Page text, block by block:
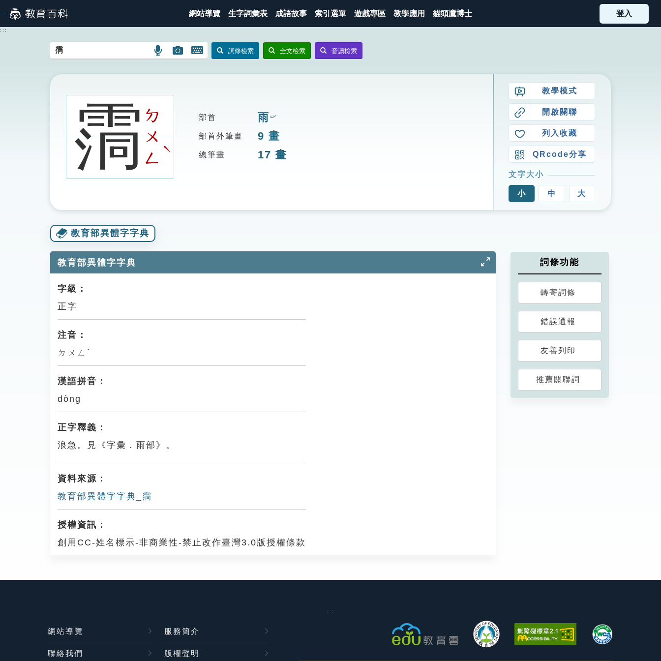
到
主
::: 網站導覽 生字詞彙表 成語故事 索引選單 遊戲專區 教學應用 貓頭鷹博士 登入
:::
語
搜
圖
圖
搜
開
鍵
詞條檢索 全文檢索 音讀檢索
霘ㄉ
ㄨ
ㄥ
ˋ
部首 雨 ㄩˇ
部首外筆畫 9 畫
總筆畫 17 畫
教學模式
開啟關聯
列入收藏
QRcode分享
文字大小
小 中 大
教育部異體字字典
教育部異體字字典
字級：
正字
注音：
ㄉㄨㄥˋ
漢語拼音：
dòng
正字釋義：
浪急。見《字彙．雨部》。
資料來源：
教育部異體字字典_霘
授權資訊：
創用CC-姓名標示-非商業性-禁止改作臺灣3.0版授權條款
詞條功能
轉寄詞條
錯誤通報
友善列印
推薦關聯詞
:::
網站導覽 服務簡介
聯絡我們 版權聲明